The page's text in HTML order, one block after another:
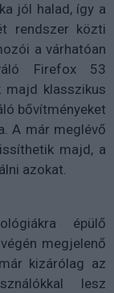
jól halad, így a
rendszer közti
a várhatóan
Firefox 53
majd klasszikus
bővítményeket
A már meglévő
majd, a
azokat.
épülő
megjelenő
kizárólag az
lesz